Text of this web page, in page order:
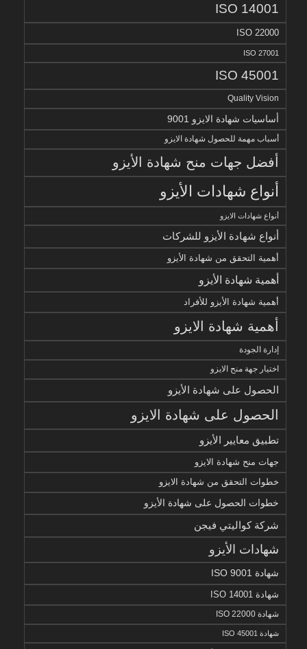
ISO 14001
ISO 22000
ISO 27001
ISO 45001
Quality Vision
أساسيات شهادة الايزو 9001
أسباب مهمة للحصول شهادة الايزو
أفضل جهات منح شهادة الأيزو
أنواع شهادات الأيزو
أنواع شهادات الايزو
أنواع شهادة الأيزو للشركات
أهمية التحقق من شهادة الأيزو
أهمية شهادة الأيزو
أهمية شهادة الأيزو للأفراد
أهمية شهادة الايزو
إدارة الجودة
اختيار جهة منح الايزو
الحصول على شهادة الأيزو
الحصول على شهادة الايزو
تطبيق معايير الأيزو
جهات منح شهادة الايزو
خطوات التحقق من شهادة الايزو
خطوات الحصول على شهادة الأيزو
شركة كواليتي فيجن
شهادات الأيزو
شهادة ISO 9001
شهادة ISO 14001
شهادة ISO 22000
شهادة ISO 45001